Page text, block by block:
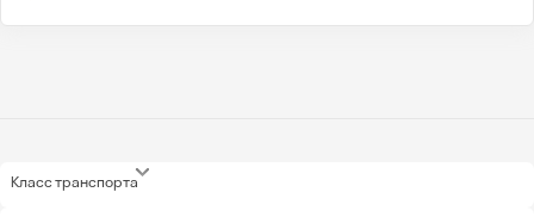
Класс транспорта